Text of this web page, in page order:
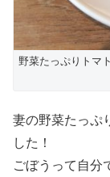
野菜たっぷりトマ
妻の野菜たっぷ
した！
ごぼうって自分